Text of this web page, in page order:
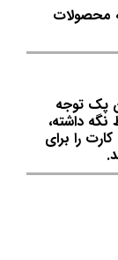
محصولات
پک توجه
نگه داشته،
را برای